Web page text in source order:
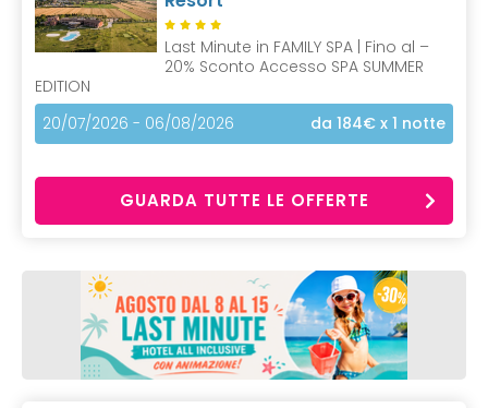
Last Minute in FAMILY SPA | Fino al –
20% Sconto Accesso SPA SUMMER
EDITION
20/07/2026 - 06/08/2026
da 184€ x 1 notte
GUARDA TUTTE LE OFFERTE